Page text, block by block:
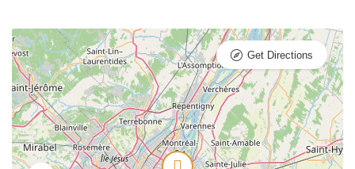
Get Directions